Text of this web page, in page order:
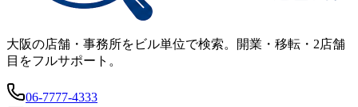
大阪の店舗・事務所をビル単位で検索。開業・移転・2店舗
目をフルサポート。
06-7777-4333